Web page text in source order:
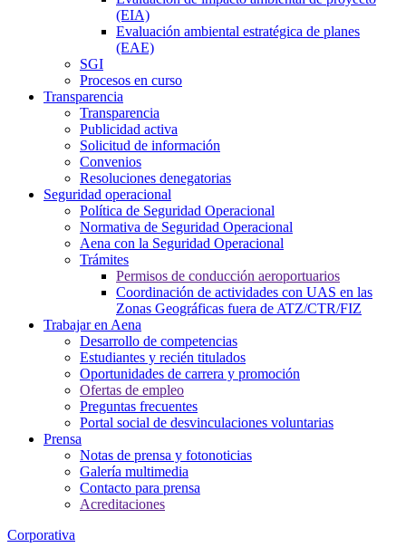
(EIA)
Evaluación ambiental estratégica de planes
(EAE)
SGI
Procesos en curso
Transparencia
Transparencia
Publicidad activa
Solicitud de información
Convenios
Resoluciones denegatorias
Seguridad operacional
Política de Seguridad Operacional
Normativa de Seguridad Operacional
Aena con la Seguridad Operacional
Trámites
Permisos de conducción aeroportuarios
Coordinación de actividades con UAS en las
Zonas Geográficas fuera de ATZ/CTR/FIZ
Trabajar en Aena
Desarrollo de competencias
Estudiantes y recién titulados
Oportunidades de carrera y promoción
Ofertas de empleo
Preguntas frecuentes
Portal social de desvinculaciones voluntarias
Prensa
Notas de prensa y fotonoticias
Galería multimedia
Contacto para prensa
Acreditaciones
Corporativa